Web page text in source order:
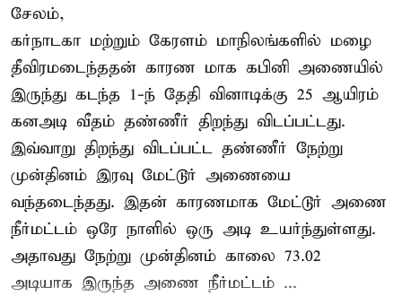
சேலம்,
கர்நாடகா மற்றும் கேரளம் மாநிலங்களில் மழை
தீவிரமடைந்ததன் காரண மாக கபினி அணையில்
இருந்து கடந்த 1-ந் தேதி வினாடிக்கு 25 ஆயிரம்
கனஅடி வீதம் தண்ணீர் திறந்து விடப்பட்டது.
இவ்வாறு திறந்து விடப்பட்ட தண்ணீர் நேற்று
முன்தினம் இரவு மேட்டூர் அணையை
வந்தடைந்தது. இதன் காரணமாக மேட்டூர் அணை
நீர்மட்டம் ஒரே நாளில் ஒரு அடி உயர்ந்துள்ளது.
அதாவது நேற்று முன்தினம் காலை 73.02
அடியாக இருந்த அணை நீர்மட்டம் ...